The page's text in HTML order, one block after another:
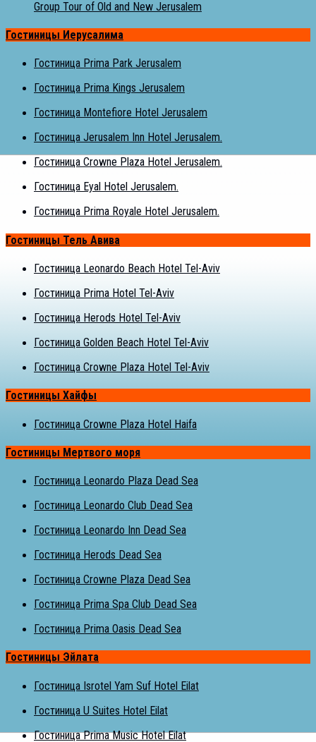
Group Tour of Old and New Jerusalem
Гостиницы Иерусалима
Гостиница Prima Park Jerusalem
Гостиница Prima Kings Jerusalem
Гостиница Montefiore Hotel Jerusalem
Гостиница Jerusalem Inn Hotel Jerusalem.
Гостиница Crowne Plaza Hotel Jerusalem.
Гостиница Eyal Hotel Jerusalem.
Гостиница Prima Royale Hotel Jerusalem.
Гостиницы Тель Авива
Гостиница Leonardo Beach Hotel Tel-Aviv
Гостиница Prima Hotel Tel-Aviv
Гостиница Herods Hotel Tel-Aviv
Гостиница Golden Beach Hotel Tel-Aviv
Гостиница Crowne Plaza Hotel Tel-Aviv
Гостиницы Хайфы
Гостиница Crowne Plaza Hotel Haifa
Гостиницы Мертвого моря
Гостиница Leonardo Plaza Dead Sea
Гостиница Leonardo Club Dead Sea
Гостиница Leonardo Inn Dead Sea
Гостиница Herods Dead Sea
Гостиница Crowne Plaza Dead Sea
Гостиница Prima Spa Club Dead Sea
Гостиница Prima Oasis Dead Sea
Гостиницы Эйлата
Гостиница Isrotel Yam Suf Hotel Eilat
Гостиница U Suites Hotel Eilat
Гостиница Prima Music Hotel Eilat